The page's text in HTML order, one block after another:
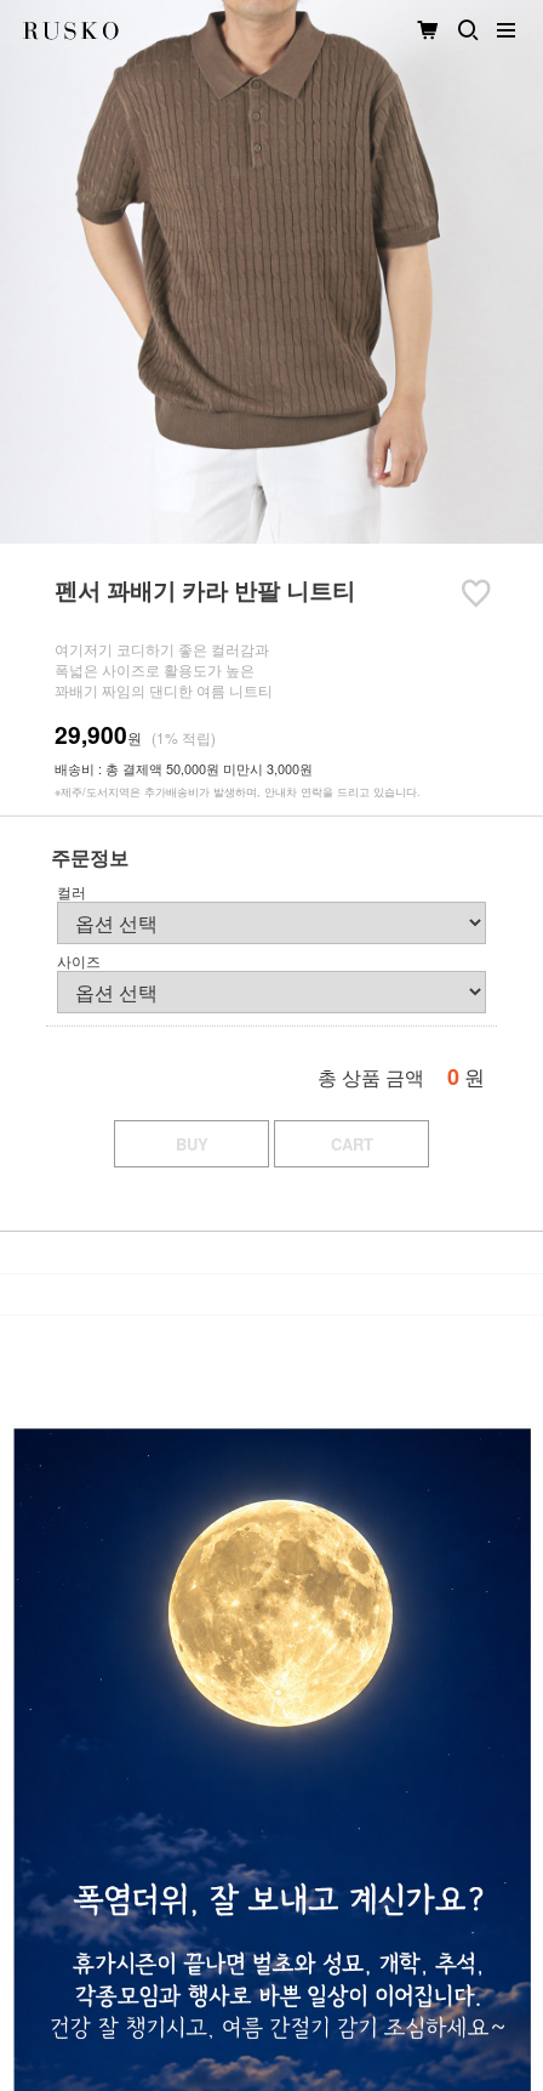
펜서 꽈배기 카라 반팔 니트티
여기저기 코디하기 좋은 컬러감과
폭넓은 사이즈로 활용도가 높은
꽈배기 짜임의 댄디한 여름 니트티
29,900원 (1% 적립)
배송비 : 총 결제액 50,000원 미만시 3,000원
※제주/도서지역은 추가배송비가 발생하며, 안내차 연락을 드리고 있습니다.
주문정보
컬러
사이즈
총 상품 금액 0 원
BUY CART